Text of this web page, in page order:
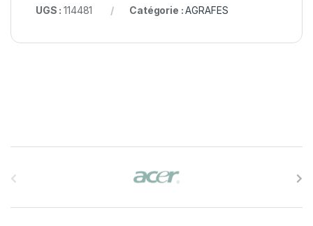
UGS :114481 Catégorie :AGRAFES